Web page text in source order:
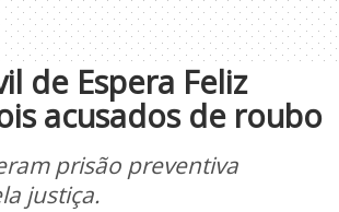
de Espera Feliz
acusados de roubo
prisão preventiva
justiça.